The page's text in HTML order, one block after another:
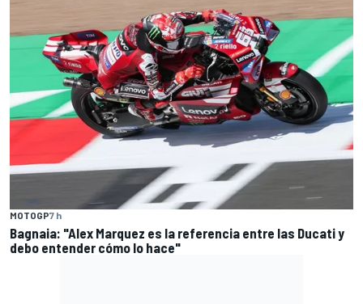
MOTOGP7 h
Bagnaia: "Alex Marquez es la referencia entre las Ducati y
debo entender cómo lo hace"